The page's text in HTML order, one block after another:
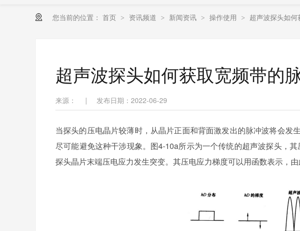
超声波OEM代加工
您当前的位置： 首页 > 资讯频道 > 新闻资讯 > 操作使用 > 超声波探头如
超声波探头如何获取宽频带的
来源： | 发布日期：2022-06-29
当探头的压电晶片较薄时，从晶片正面和背面激发出的脉冲波将会发
尽可能避免这种干涉现象。图4-10a所示为一个传统的超声波探头，
探头晶片末端压电应力发生突变。其压电应力梯度可以用函数表示，由